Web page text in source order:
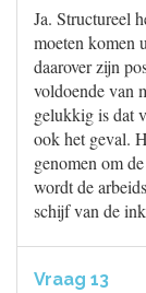
Ja. Structureel
moeten komen
daarover zijn
voldoende van
gelukkig is dat
ook het geval.
genomen om
wordt de
schijf van de
Vraag 13